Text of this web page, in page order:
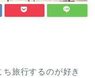
旅行するのが好き